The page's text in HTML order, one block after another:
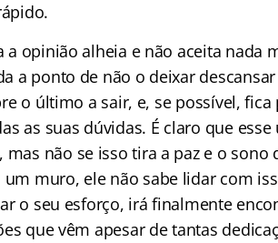
a opinião alheia e não aceita nada
a ponto de não o deixar
o último a sair, e, se possível, fica
as suas dúvidas. É claro que
não se isso tira a paz e o sono
muro, ele não sabe lidar com
o seu esforço, irá finalmente
que vêm apesar de tantas